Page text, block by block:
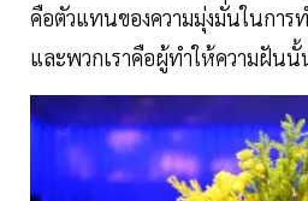
คือตัวแทนของความมุ่งมั่นในกา
และพวกเราคือผู้ทำให้ความฝันนั้